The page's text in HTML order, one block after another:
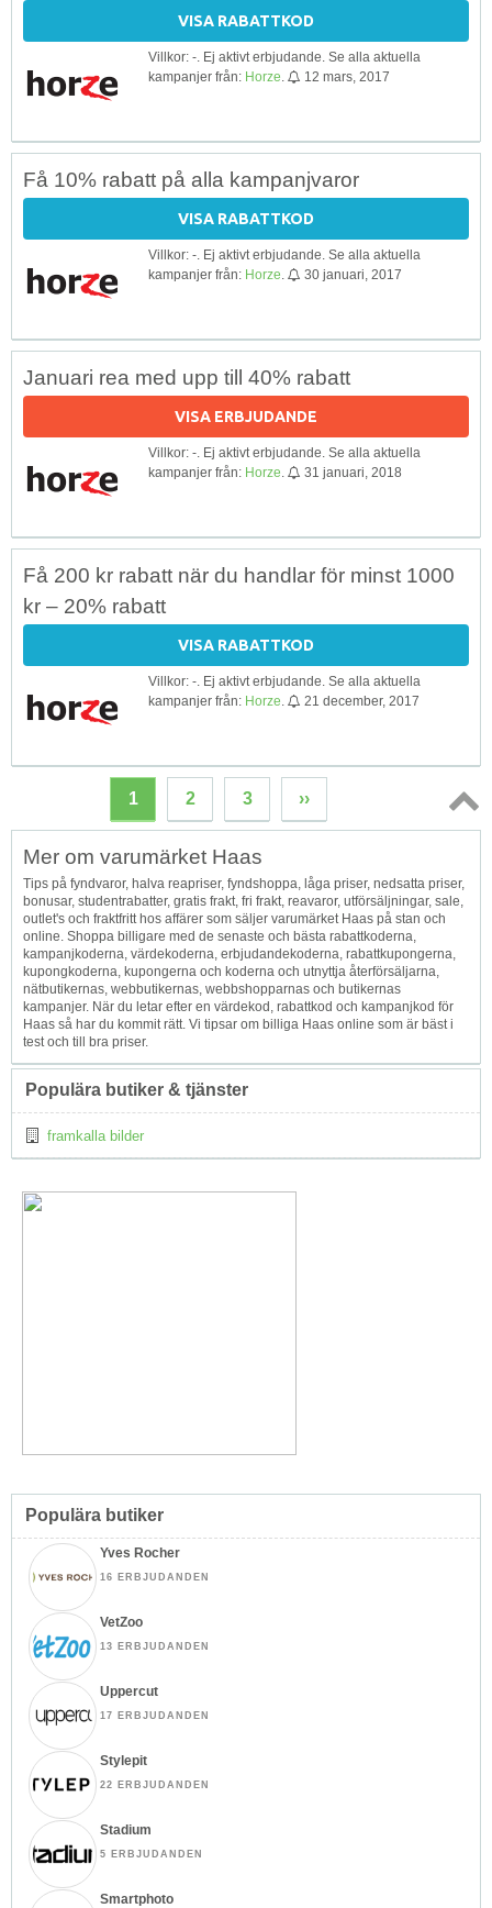
VISA RABATTKOD
Villkor: -. Ej aktivt erbjudande. Se alla aktuella
kampanjer från: Horze 12 mars, 2017
Få 10% rabatt på alla kampanjvaror
VISA RABATTKOD
Villkor: -. Ej aktivt erbjudande. Se alla aktuella
kampanjer från: Horze 30 januari, 2017
Januari rea med upp till 40% rabatt
VISA ERBJUDANDE
Villkor: -. Ej aktivt erbjudande. Se alla aktuella
kampanjer från: Horze 31 januari, 2018
Få 200 kr rabatt när du handlar för minst 1000
kr – 20% rabatt
VISA RABATTKOD
Villkor: -. Ej aktivt erbjudande. Se alla aktuella
kampanjer från: Horze 21 december, 2017
1 2 3 ››
Topp
Mer om varumärket Haas
Tips på fyndvaror, halva reapriser, fyndshoppa, låga priser, nedsatta priser,
bonusar, studentrabatter, gratis frakt, fri frakt, reavaror, utförsäljningar, sale,
outlet's och fraktfritt hos affärer som säljer varumärket Haas på stan och
online. Shoppa billigare med de senaste och bästa rabattkoderna,
kampanjkoderna, värdekoderna, erbjudandekoderna, rabattkupongerna,
kupongkoderna, kupongerna och koderna och utnyttja återförsäljarna,
nätbutikernas, webbutikernas, webbshopparnas och butikernas
kampanjer. När du letar efter en värdekod, rabattkod och kampanjkod för
Haas så har du kommit rätt. Vi tipsar om billiga Haas online som är bäst i
test och till bra priser.
Populära butiker & tjänster
framkalla bilder
Populära butiker
Yves Rocher
16 ERBJUDANDEN
VetZoo
13 ERBJUDANDEN
Uppercut
17 ERBJUDANDEN
Stylepit
22 ERBJUDANDEN
Stadium
5 ERBJUDANDEN
Smartphoto